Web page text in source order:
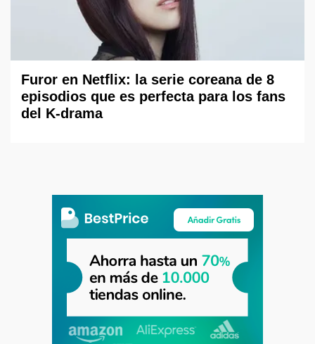
Furor en Netflix: la serie coreana de 8
episodios que es perfecta para los fans
del K-drama